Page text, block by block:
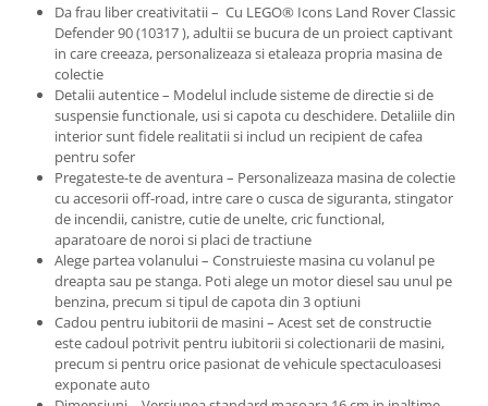
Da frau liber creativitatii – Cu LEGO® Icons Land Rover Classic
Defender 90 (10317 ), adultii se bucura de un proiect captivant
in care creeaza, personalizeaza si etaleaza propria masina de
colectie
Detalii autentice – Modelul include sisteme de directie si de
suspensie functionale, usi si capota cu deschidere. Detaliile din
interior sunt fidele realitatii si includ un recipient de cafea
pentru sofer
Pregateste-te de aventura – Personalizeaza masina de colectie
cu accesorii off-road, intre care o cusca de siguranta, stingator
de incendii, canistre, cutie de unelte, cric functional,
aparatoare de noroi si placi de tractiune
Alege partea volanului – Construieste masina cu volanul pe
dreapta sau pe stanga. Poti alege un motor diesel sau unul pe
benzina, precum si tipul de capota din 3 optiuni
Cadou pentru iubitorii de masini – Acest set de constructie
este cadoul potrivit pentru iubitorii si colectionarii de masini,
precum si pentru orice pasionat de vehicule spectaculoasesi
exponate auto